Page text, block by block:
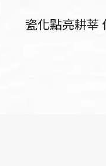
瓷化點亮耕莘